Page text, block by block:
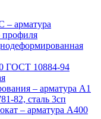
– арматура
профиля
ГОСТ 10884-94
– арматура А1
82, сталь 3сп
– арматура А400